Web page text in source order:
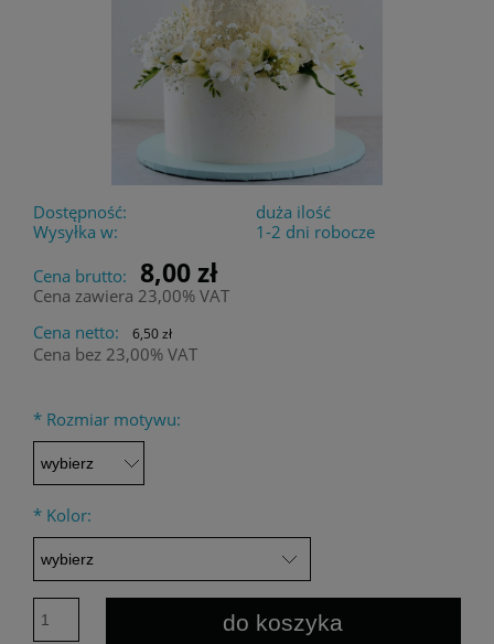
Dostępność:
duża ilość
Wysyłka w:
1-2 dni robocze
Cena brutto:
8,00 zł
Cena zawiera 23,00% VAT
Cena netto:
6,50 zł
Cena bez 23,00% VAT
* Rozmiar motywu:
* Kolor:
do koszyka